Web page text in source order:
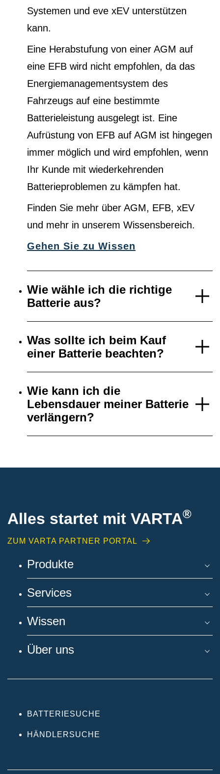
Systemen und eve xEV unterstützen
kann.
Eine Herabstufung von einer AGM auf
eine EFB wird nicht empfohlen, da das
Energiemanagementsystem des
Fahrzeugs auf eine bestimmte
Batterieleistung ausgelegt ist. Eine
Aufrüstung von EFB auf AGM ist hingegen
immer möglich und wird empfohlen, wenn
Ihr Kunde mit wiederkehrenden
Batterieproblemen zu kämpfen hat.
Finden Sie mehr über AGM, EFB, xEV
und mehr in unserem Wissensbereich.
Gehen Sie zu Wissen
Wie wähle ich die richtige
Batterie aus?
Was sollte ich beim Kauf
einer Batterie beachten?
Wie kann ich die
Lebensdauer meiner Batterie
verlängern?
Alles startet mit VARTA®
ZUM VARTA PARTNER PORTAL
Produkte
Services
Wissen
Über uns
BATTERIESUCHE
HÄNDLERSUCHE